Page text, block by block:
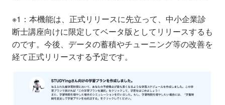
※1：本機能は、正式リリースに先立って、中小企業診
断士講座向けに限定してベータ版としてリリースするも
のです。今後、データの蓄積やチューニング等の改善を
経て正式リリースする予定です。